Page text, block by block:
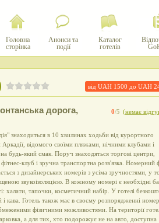
Головна
сторінка
Анонси та
події
Каталог
готелів
від UAH 1500 до UAH
0/5 (немає
дорога,
знаходиться в 10 хвилинах ходьби від курортного
відомого своїми пляжами, нічними клубами і
будь-який смак. Поруч знаходяться торгові центри,
клуб і зручна транспортна розв'язка. Номерний
з дизайнерських номерів з усіма зручностями, у
звукоізоляцією. В кожному номері є необхідні
халати, тапочки, косметичний набір. У готелі
і кава. Готель також має в своєму розпорядженні
фізичними можливостями. На території
а для тих, хто подорожує не на авто, доступна